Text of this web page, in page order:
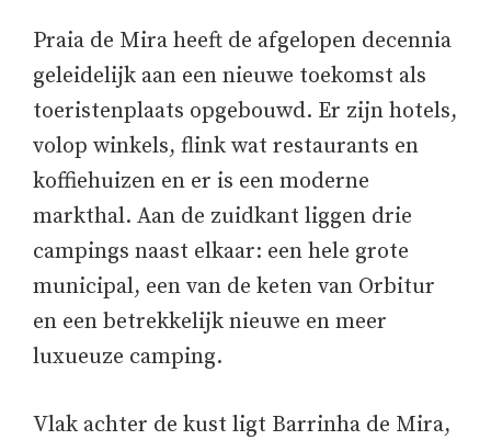
Praia de Mira heeft de afgelopen decennia
geleidelijk aan een nieuwe toekomst als
toeristenplaats opgebouwd. Er zijn hotels,
volop winkels, flink wat restaurants en
koffiehuizen en er is een moderne
markthal. Aan de zuidkant liggen drie
campings naast elkaar: een hele grote
municipal, een van de keten van Orbitur
en een betrekkelijk nieuwe en meer
luxueuze camping.
Vlak achter de kust ligt Barrinha de Mira,